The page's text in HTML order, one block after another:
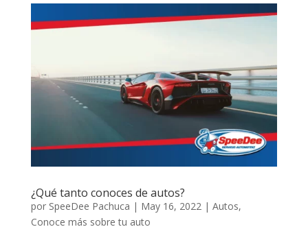
¿Qué tanto conoces de autos?
por SpeeDee Pachuca | May 16, 2022| Autos,
Conoce más sobre tu auto